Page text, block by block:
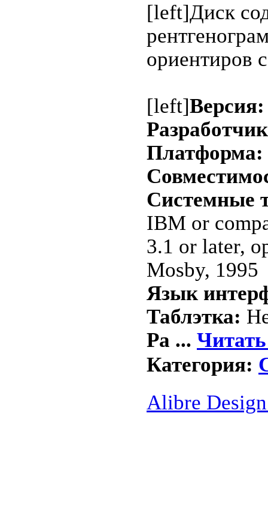
[left]Диск
ориентиров
[left]Версия:
Платформа:
Системные
IBM or
3.1 or later,
Mosby, 1995
Язык
Таблэтка:
Ра ...
Категория:
Alibre